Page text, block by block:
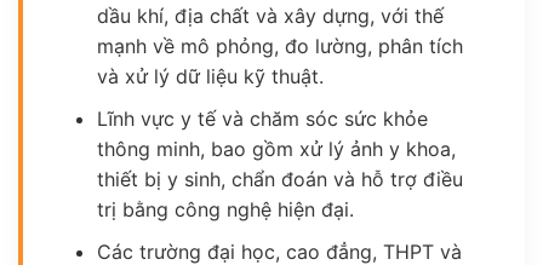
dầu khí, địa chất và xây dựng, với thế
mạnh về mô phỏng, đo lường, phân tích
và xử lý dữ liệu kỹ thuật.
Lĩnh vực y tế và chăm sóc sức khỏe
thông minh, bao gồm xử lý ảnh y khoa,
thiết bị y sinh, chẩn đoán và hỗ trợ điều
trị bằng công nghệ hiện đại.
Các trường đại học, cao đẳng, THPT và